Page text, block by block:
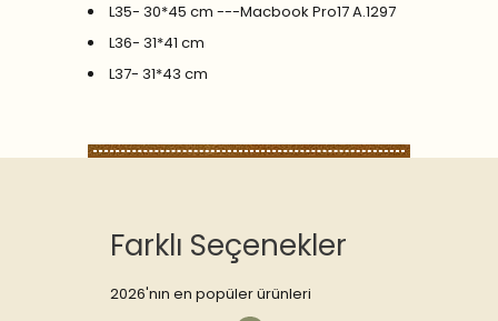
L35- 30*45 cm ---Macbook Pro17 A.1297
L36- 31*41 cm
L37- 31*43 cm
Farklı Seçenekler
2026'nın en popüler ürünleri